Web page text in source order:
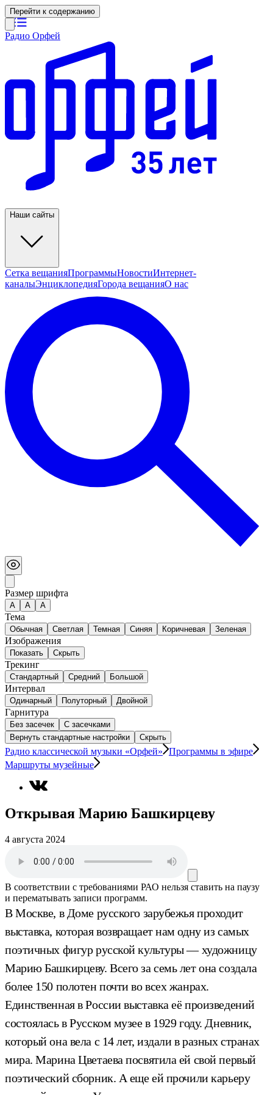
Перейти к содержанию
Радио Орфей
Наши сайты
Сетка вещанияПрограммыНовостиИнтернет-
каналыЭнциклопедияГорода вещанияО нас
Размер шрифта
А A A
Тема
Обычная Светлая Темная Синяя Коричневая Зеленая
Изображения
Показать Скрыть
Трекинг
Стандартный Средний Большой
Интервал
Одинарный Полуторный Двойной
Гарнитура
Без засечек
С засечками
Вернуть стандартные настройки
Скрыть
Радио классической музыки «Орфей»
Программы в эфире
Маршруты музейные
Открывая Марию Башкирцеву
4 августа 2024
В соответствии с требованиями РАО нельзя ставить на паузу
и перематывать записи программ.
В Москве, в Доме русского зарубежья проходит
выставка, которая возвращает нам одну из самых
поэтичных фигур русской культуры — художницу
Марию Башкирцеву. Всего за семь лет она создала
более 150 полотен почти во всех жанрах.
Единственная в России выставка её произведений
состоялась в Русском музее в 1929 году. Дневник,
который она вела с 14 лет, издали в разных странах
мира. Марина Цветаева посвятила ей свой первый
поэтический сборник. А еще ей прочили карьеру